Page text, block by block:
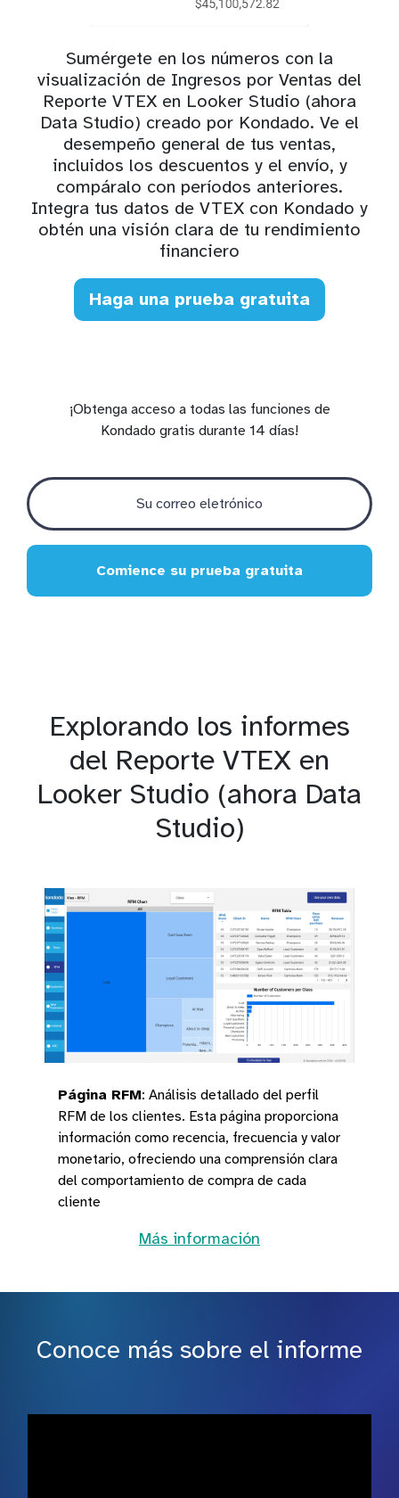
Sumérgete en los números con la
visualización de Ingresos por Ventas del
Reporte VTEX en Looker Studio (ahora
Data Studio) creado por Kondado. Ve el
desempeño general de tus ventas,
incluidos los descuentos y el envío, y
compáralo con períodos anteriores.
Integra tus datos de VTEX con Kondado y
obtén una visión clara de tu rendimiento
financiero
Haga una prueba gratuita
¡Obtenga acceso a todas las funciones de
Kondado gratis durante 14 días!
Comience su prueba gratuita
Explorando los informes
del Reporte VTEX en
Looker Studio (ahora Data
Studio)
Página RFM: Análisis detallado del perfil
RFM de los clientes. Esta página proporciona
información como recencia, frecuencia y valor
monetario, ofreciendo una comprensión clara
del comportamiento de compra de cada
cliente
Más información
Conoce más sobre el informe